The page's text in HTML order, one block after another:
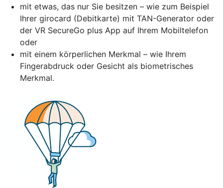
mit etwas, das nur Sie besitzen – wie zum Beispiel
Ihrer girocard (Debitkarte) mit TAN-Generator oder
der VR SecureGo plus App auf Ihrem Mobiltelefon
oder
mit einem körperlichen Merkmal – wie Ihrem
Fingerabdruck oder Gesicht als biometrisches
Merkmal.